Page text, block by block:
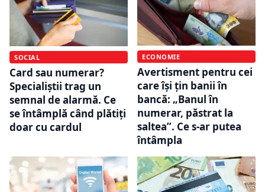
SOCIAL
Card sau numerar?
Specialiștii trag un
semnal de alarmă. Ce
se întâmplă când plătiți
doar cu cardul
ECONOMIE
Avertisment pentru cei
care își țin banii în
bancă: „Banul în
numerar, păstrat la
saltea”. Ce s-ar putea
întâmpla